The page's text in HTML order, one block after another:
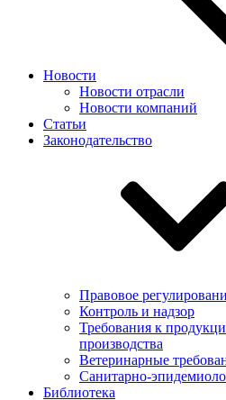
Новости
Новости отрасли
Новости компаний
Статьи
Законодательство
Правовое
Контроль и надзор
Требования к
производства
Ветеринарные
Санитарно-
Библиотека